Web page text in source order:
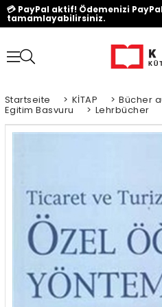
💳 PayPal aktif! Ödemenizi
tamamlayabilirsiniz.
Startseite > KİTAP > Bücher
Egitim Basvuru > Lehrbücher